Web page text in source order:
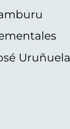
Uruñuela